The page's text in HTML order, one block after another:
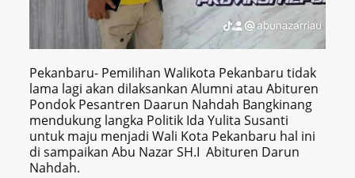
Pekanbaru- Pemilihan Walikota Pekanbaru tidak
lama lagi akan dilaksankan Alumni atau Abituren
Pondok Pesantren Daarun Nahdah Bangkinang
mendukung langka Politik Ida Yulita Susanti
untuk maju menjadi Wali Kota Pekanbaru hal ini
di sampaikan Abu Nazar SH.I Abituren Darun
Nahdah.